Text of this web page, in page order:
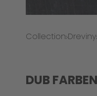
Collection Dreviny
DUB